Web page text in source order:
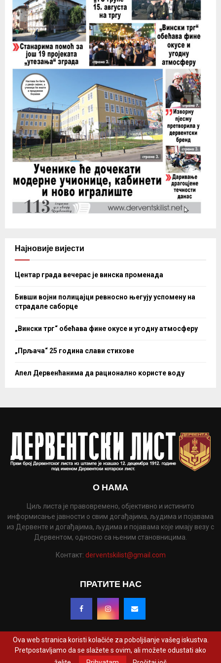
Најновије вијести
Центар града вечерас је винска променада
Бивши војни полицајци ревносно његују успомену на
страдале саборце
„Вински трг“ обећава фине окусе и угодну атмосферу
„Прљача“ 25 година слави стихове
Апел Дервенћанима да рационално користе воду
О НАМА
Циљ листа је правовремено, објективно и истинито
информисање јавности о свим догађајима, људима и појавама
из Дервенте и догађајима, људима и појавама које имају везу с
Дервентом, односно са њеним становницима.
Контакт: derventskilist@gmail.com
ПРАТИТЕ НАС
@2022 - www.derventskilist.net. Сва права задржана. Дизајнирао и развио
Ova web stranica koristi kolačiće za poboljšanje vašeg iskustva.
Pretpostavljamo da se slažete s ovim, ali možete odustati ako